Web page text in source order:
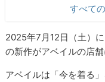
すべて
2025年7月12日（土）
の新作がアベイルの店
アベイルは「今を着る